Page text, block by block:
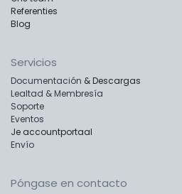
Referenties
Blog
Servicios
Documentación & Descargas
Lealtad & Membresía
Soporte
Eventos
Je accountportaal
Envío
Póngase en contacto